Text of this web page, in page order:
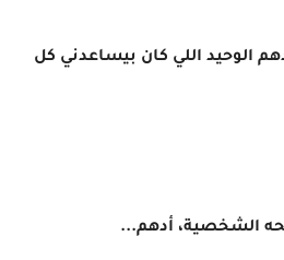
الوحيد اللي كان بيساعدني كل
الشخصية، أدهم...